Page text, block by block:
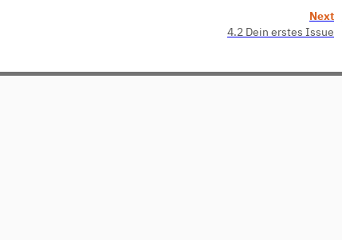
Next
4.2 Dein erstes Issue